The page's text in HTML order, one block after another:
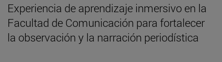
Experiencia de aprendizaje inmersivo en la
Facultad de Comunicación para fortalecer
la observación y la narración periodística